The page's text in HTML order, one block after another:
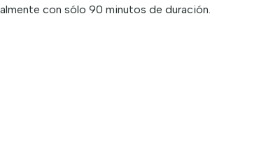
con sólo 90 minutos de duración.